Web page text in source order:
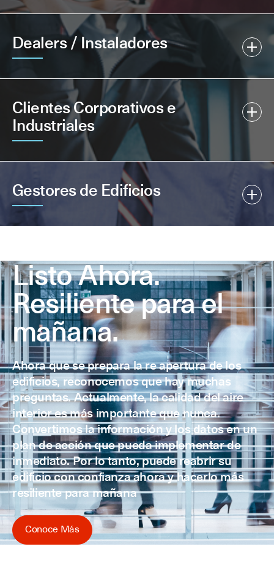
Dealers / Instaladores
Clientes Corporativos e
Industriales
Gestores de Edificios
Listo Ahora.
Resiliente para el
mañana.
Ahora que se prepara la re apertura de los
edificios, reconocemos que hay muchas
preguntas. Actualmente, la calidad del aire
interior es más importante que nunca.
Convertimos la información y los datos en un
plan de acción que pueda implementar de
inmediato. Por lo tanto, puede reabrir su
edificio con confianza ahora y hacerlo más
resiliente para mañana
Conoce Más